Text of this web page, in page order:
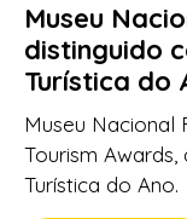
Museu
distinguido
Turística do
Museu Nacional
Tourism
Turística do Ano.